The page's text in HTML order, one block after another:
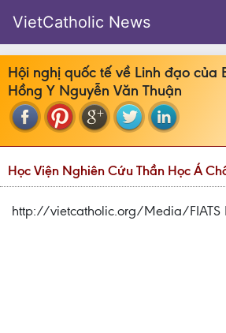
VietCatholic News
Hội nghị quốc tế về Linh đạo của
Hồng Y Nguyễn Văn Thuận
Học Viện Nghiên Cứu Thần Học Á
http://vietcatholic.org/Media/FIATS